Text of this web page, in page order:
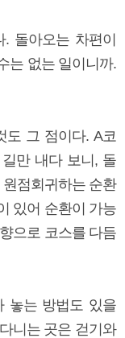
돌아오는 차편이
는 없는 일이니까.
그 점이다. A코
만 내다 보니, 돌
점회귀하는 순환
있어 순환이 가능
으로 코스를 다듬
놓는 방법도 있을
니는 곳은 걷기와